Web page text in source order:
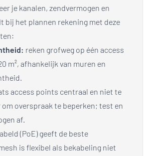
je kanalen, zendvermogen en
bij het plannen rekening met deze
reken grofweg op één access
m², afhankelijk van muren en
access points centraal en niet te
overspraak te beperken; test en
af.
(PoE) geeft de beste
is flexibel als bekabeling niet